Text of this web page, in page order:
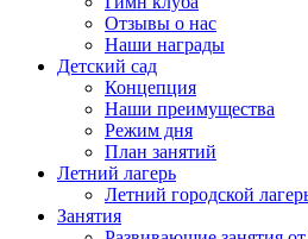
Отзывы о нас
Наши награды
Детский сад
Концепция
Наши преимущества
Режим дня
План занятий
Летний лагерь
Летний городской
Занятия